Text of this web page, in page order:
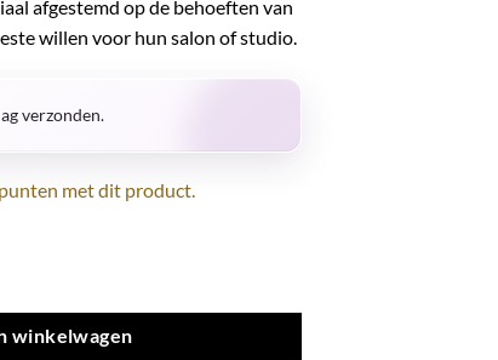
afgestemd op de behoeften van
willen voor hun salon of studio.
verzonden.
met dit product.
winkelwagen